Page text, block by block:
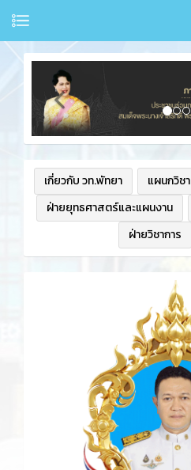
เกี่ยวกับ วท.พัทยา แผนกวิชา
ฝ่ายยุทธศาสตร์และแผนงาน
ฝ่ายวิชาการ